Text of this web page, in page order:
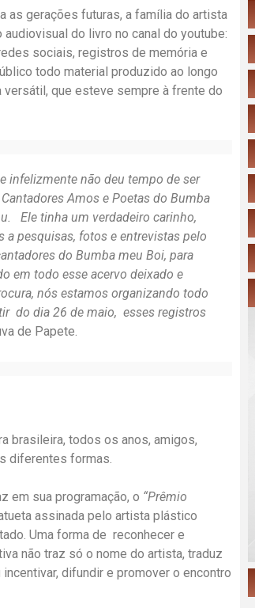
as gerações futuras, a família do artista
do livro no canal do youtube:
sociais, registros de memória e
todo material produzido ao longo
que esteve sempre à frente do
infelizmente não deu tempo de ser
Amos e Poetas do Bumba
Ele tinha um verdadeiro carinho,
pesquisas, fotos e entrevistas pelo
do Bumba meu Boi, para
em todo esse acervo deixado e
nós estamos organizando todo
do dia 26 de maio, esses registros
de Papete.
brasileira, todos os anos, amigos,
diferentes formas.
em sua programação, o “Prêmio
assinada pelo artista plástico
Uma forma de reconhecer e
não traz só o nome do artista, traduz
difundir e promover o encontro